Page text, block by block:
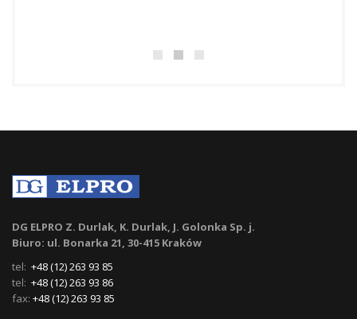
DG ELPRO Z. Durlak, K. Durlak, J. Golonka Sp. j.
Biuro: ul. Bonarka 21, 30-415 Kraków
tel: +48 (12) 263 93 85
tel: +48 (12) 263 93 86
fax: +48 (12) 263 93 85